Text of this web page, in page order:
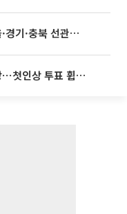
관위 등 추가 압수수색
‘나솔사계’ 국화, 결별 후 재등장⋯첫인상 투표 휩쓸고 ‘인기녀’ 등극